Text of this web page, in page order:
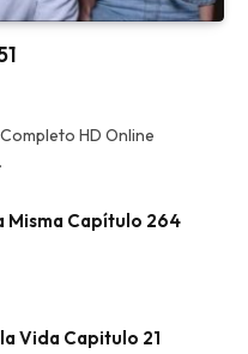
HD Online
Misma Capítulo 264
Vida Capitulo 21